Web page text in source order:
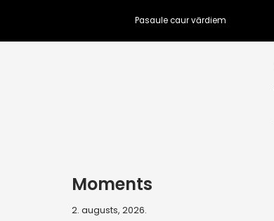
Pasaule caur vārdiem
Moments
2. augusts, 2026.